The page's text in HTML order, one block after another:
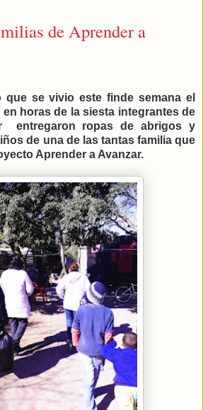
de Aprender a
se vivio este finde semana el
horas de la siesta integrantes de
entregaron ropas de abrigos y
de una de las tantas familia que
Aprender a Avanzar.